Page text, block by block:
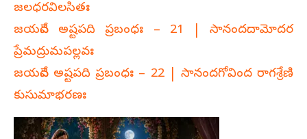
జలధరవిలసితః
జయదేవ అష్టపది ప్రబంధః – 21 | సానందదామోదర
ప్రేమద్రుమపల్లవః
జయదేవ అష్టపది ప్రబంధః – 22 | సానందగోవింద రాగశ్రేణి
కుసుమాభరణః